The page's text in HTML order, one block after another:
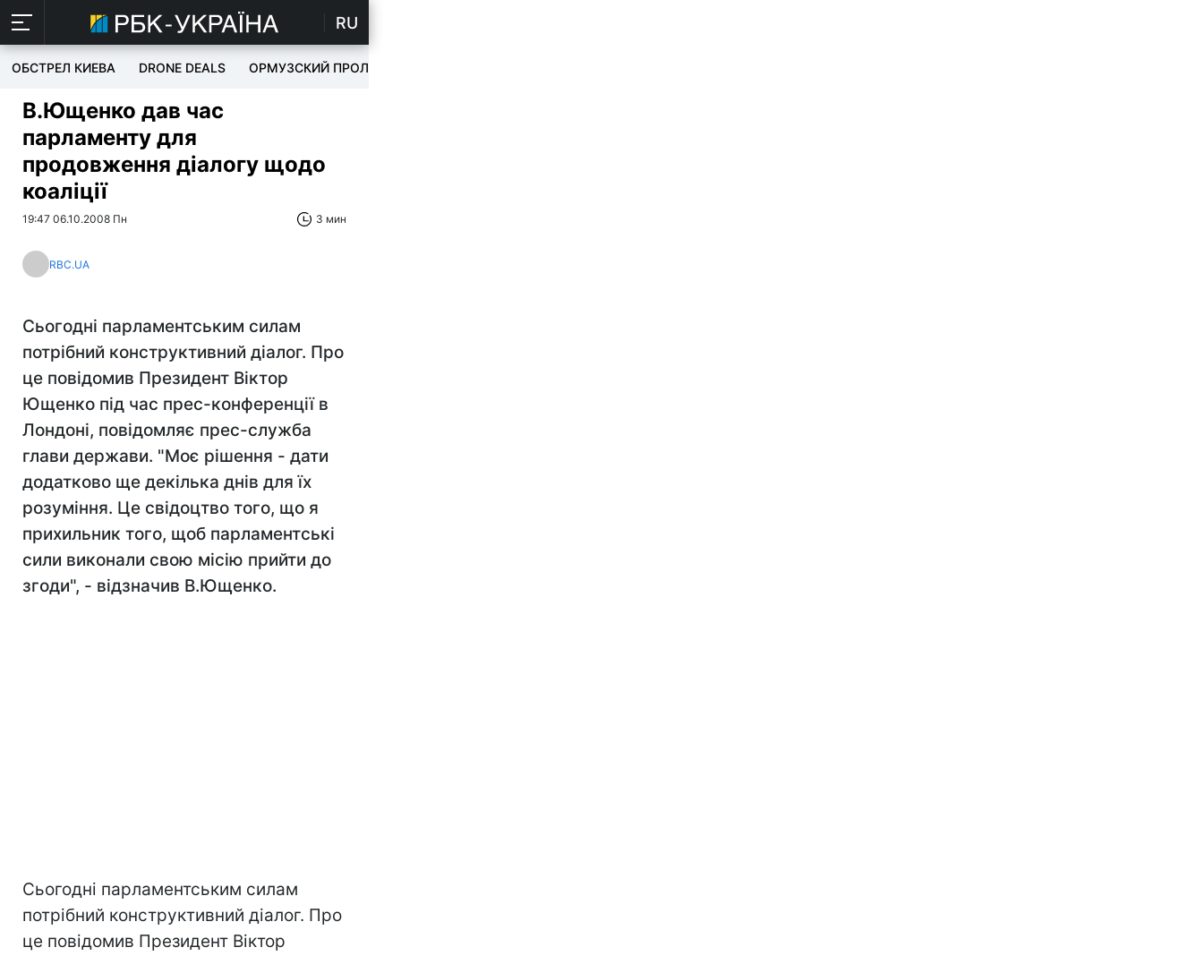
RU
ОБСТРЕЛ КИЕВА DRONE DEALS ОРМУЗСКИЙ ПРОЛИВ
В.Ющенко дав час
парламенту для
продовження діалогу щодо
коаліції
19:47 06.10.2008 Пн 3 мин
RBC.UA
Сьогодні парламентським силам
потрібний конструктивний діалог. Про
це повідомив Президент Віктор
Ющенко під час прес-конференції в
Лондоні, повідомляє прес-служба
глави держави. "Моє рішення - дати
додатково ще декілька днів для їх
розуміння. Це свідоцтво того, що я
прихильник того, щоб парламентські
сили виконали свою місію прийти до
згоди", - відзначив В.Ющенко.
Сьогодні парламентським силам
потрібний конструктивний діалог. Про
це повідомив Президент Віктор